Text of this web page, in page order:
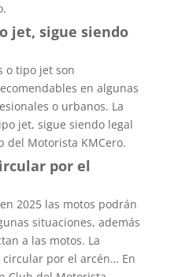
jet, sigue siendo
o tipo jet son
en algunas
o urbanos. La
jet, sigue siendo legal
del Motorista KMCero.
por el
2025 las motos podrán
situaciones, además
a las motos. La
por el arcén… En